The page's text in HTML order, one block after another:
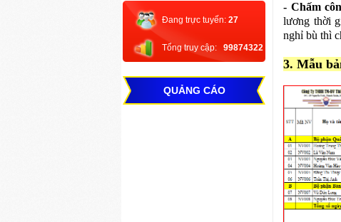
Đang trực tuyến: 27
Tổng truy cập: 99874322
QUẢNG CÁO
- Chấm
lương thời
nghỉ bù thì
3. Mẫu